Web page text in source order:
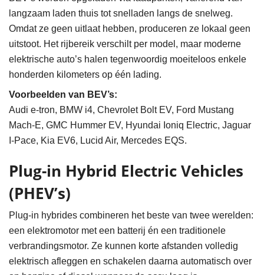
langzaam laden thuis tot snelladen langs de snelweg.
Omdat ze geen uitlaat hebben, produceren ze lokaal geen
uitstoot. Het rijbereik verschilt per model, maar moderne
elektrische auto’s halen tegenwoordig moeiteloos enkele
honderden kilometers op één lading.
Voorbeelden van BEV’s:
Audi e-tron, BMW i4, Chevrolet Bolt EV, Ford Mustang
Mach-E, GMC Hummer EV, Hyundai Ioniq Electric, Jaguar
I-Pace, Kia EV6, Lucid Air, Mercedes EQS.
Plug-in Hybrid Electric Vehicles
(PHEV’s)
Plug-in hybrides combineren het beste van twee werelden:
een elektromotor met een batterij én een traditionele
verbrandingsmotor. Ze kunnen korte afstanden volledig
elektrisch afleggen en schakelen daarna automatisch over